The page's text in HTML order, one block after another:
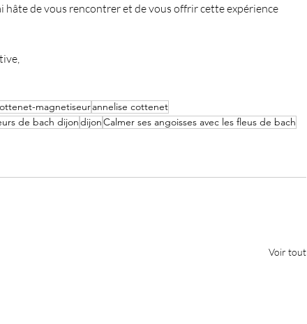
hâte de vous rencontrer et de vous offrir cette expérience
magnetiseurannelise cottenet
de bach dijondijonCalmer ses angoisses avec les fleus de bach
Voir tout